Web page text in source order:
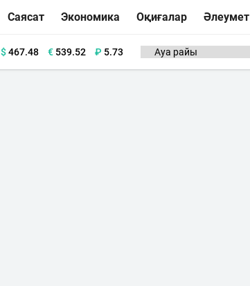
Саясат Экономика Оқиғалар Әлеумет
$467.48 €539.52 ₽ 5.73